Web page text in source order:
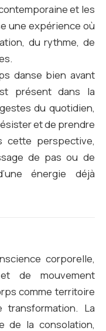
et les
une expérience où
du rythme, de
danse bien avant
présent dans la
du quotidien,
et de prendre
cette perspective,
de pas ou de
énergie déjà
corporelle,
de mouvement
comme territoire
La
de la consolation,